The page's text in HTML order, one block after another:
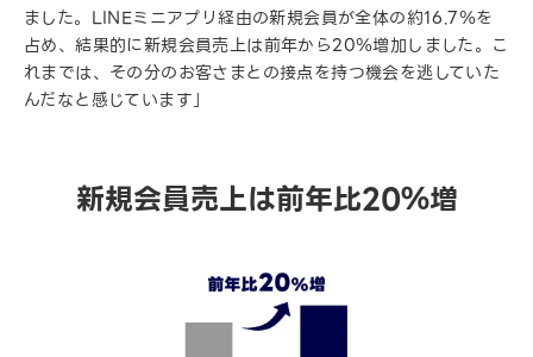
ました。LINEミニアプリ経由の新規会員が全体の約16.7％を
占め、結果的に新規会員売上は前年から20％増加しました。こ
れまでは、その分のお客さまとの接点を持つ機会を逃していた
んだなと感じています」
新規会員売上は前年比20％増